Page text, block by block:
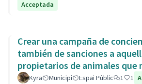
Acceptada
Crear una campaña de
también de sanciones a
propietarios de animales que
heces de las aceras. Es
Kyra Municipi Espai Públic 1 1